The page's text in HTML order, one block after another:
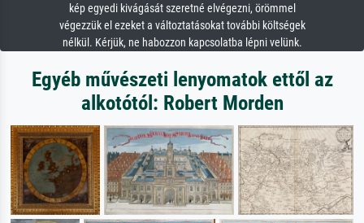
kép egyedi kivágását szeretné elvégezni, örömmel
végezzük el ezeket a változtatásokat további költségek
nélkül. Kérjük, ne habozzon kapcsolatba lépni velünk.
Egyéb művészeti lenyomatok ettől az
alkotótól: Robert Morden